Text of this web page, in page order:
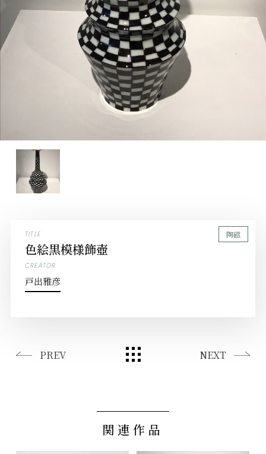
TITLE
色絵黒模様飾壺
CREATOR
戸出雅彦
陶磁
PREV NEXT
関連作品